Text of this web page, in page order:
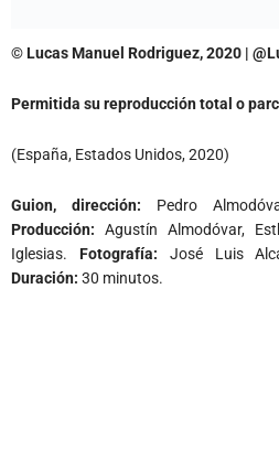
© Lucas Manuel Rodriguez, 2020 |
Permitida su reproducción total o
(España, Estados Unidos, 2020)
Guion, dirección: Pedro
Producción: Agustín Almodóvar,
Iglesias. Fotografía: José Luis
Duración: 30 minutos.